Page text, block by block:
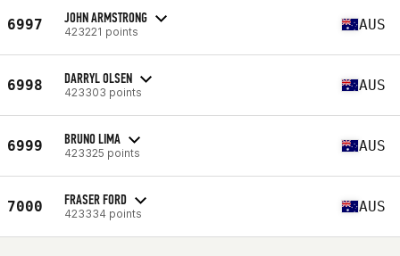
6997 JOHN ARMSTRONG
423221 points AUS
6998 DARRYL OLSEN
423303 points AUS
6999 BRUNO LIMA
423325 points AUS
7000 FRASER FORD
423334 points AUS